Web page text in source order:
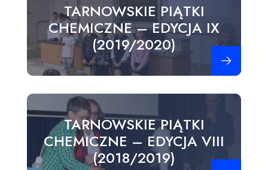
TARNOWSKIE PIĄTKI
CHEMICZNE – EDYCJA IX
(2019/2020)
TARNOWSKIE PIĄTKI
CHEMICZNE – EDYCJA VIII
(2018/2019)